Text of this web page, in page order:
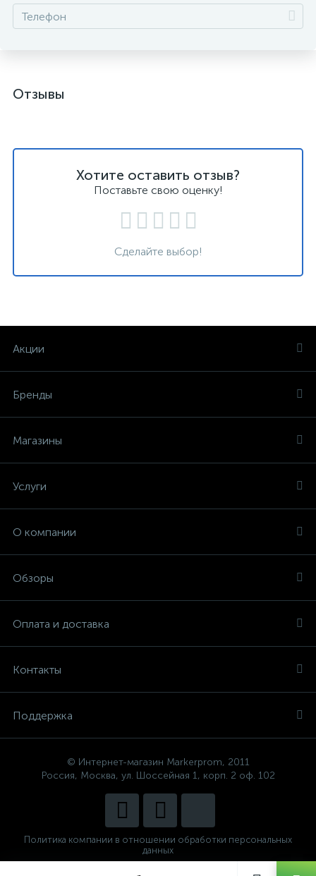
Отзывы
Хотите оставить отзыв?
Поставьте свою оценку!
Сделайте выбор!
Акции
Бренды
Магазины
Услуги
О компании
Обзоры
Оплата и доставка
Контакты
Поддержка
© Интернет-магазин Markerprom, 2011
Россия, Москва, ул. Шоссейная 1, корп. 2 оф. 102
Политика компании в отношении обработки персональных
данных